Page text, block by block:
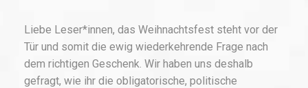
Liebe Leser*innen, das Weihnachtsfest steht vor der
Tür und somit die ewig wiederkehrende Frage nach
dem richtigen Geschenk. Wir haben uns deshalb
gefragt, wie ihr die obligatorische, politische